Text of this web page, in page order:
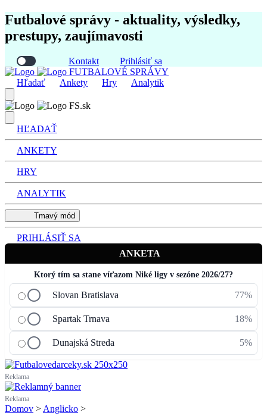
Futbalové správy - aktuality, výsledky,
prestupy, zaujímavosti
Kontakt
Prihlásiť sa
FUTBALOVÉ SPRÁVY
Hľadať
Ankety Hry Analytik
FS.sk
HĽADAŤ
ANKETY
HRY
ANALYTIK
Tmavý mód
PRIHLÁSIŤ SA
ANKETA
Ktorý tím sa stane víťazom Niké ligy v sezóne 2026/27?
Slovan Bratislava 77%
Spartak Trnava 18%
Dunajská Streda 5%
Reklama
Reklama
Domov > Anglicko >